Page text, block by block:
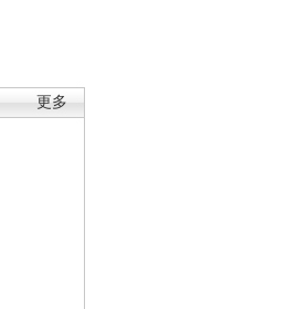
更多